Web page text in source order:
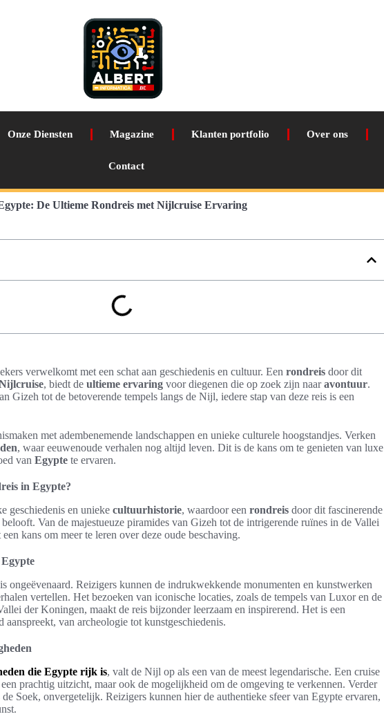
Onze Diensten Magazine Klanten portfolio Over ons
Contact
De Ultieme Rondreis met Nijlcruise Ervaring
verwelkomt met een schat aan geschiedenis en cultuur. Een rondreis door dit
, biedt de ultieme ervaring voor diegenen die op zoek zijn naaravontuur.
Gizeh tot de betoverende tempels langs de Nijl, iedere stap van deze reis is een
met adembenemende landschappen en unieke culturele hoogstandjes. Verken
, waar eeuwenoude verhalen nog altijd leven. Dit is de kans om te genieten van luxe
van Egypte te ervaren.
in Egypte?
geschiedenis en unieke cultuurhistorie, waardoor een rondreis door dit fascinerende
Van de majestueuze piramides van Gizeh tot de intrigerende ruïnes in de Vallei
kans om meer te leren over deze oude beschaving.
ongeëvenaard. Reizigers kunnen de indrukwekkende monumenten en kunstwerken
vertellen. Het bezoeken van iconische locaties, zoals de tempels van Luxor en de
der Koningen, maakt de reis bijzonder leerzaam en inspirerend. Het is een
aanspreekt, van archeologie tot kunstgeschiedenis.
die Egypte rijk is, valt de Nijl op als een van de meest legendarische. Een cruise
prachtig uitzicht, maar ook de mogelijkheid om de omgeving te verkennen. Verder
Soek, onvergetelijk. Reizigers kunnen hier de authentieke sfeer van Egypte ervaren,